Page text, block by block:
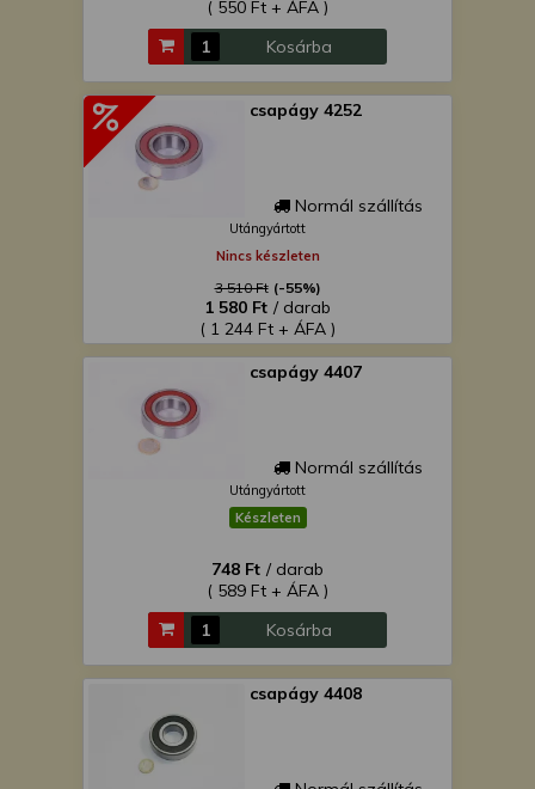
( 550 Ft + ÁFA )
Kosárba
csapágy 4252
Normál szállítás
Utángyártott
Nincs készleten
3 510 Ft (-55%)
1 580 Ft / darab
( 1 244 Ft + ÁFA )
csapágy 4407
Normál szállítás
Utángyártott
Készleten
748 Ft / darab
( 589 Ft + ÁFA )
Kosárba
csapágy 4408